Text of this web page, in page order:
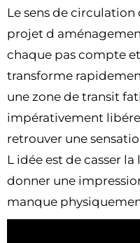
Le sens de
projet d
chaque pas compte
transforme
une zone de transit
impérativement
retrouver une
L idée est de casser
donner une
manque